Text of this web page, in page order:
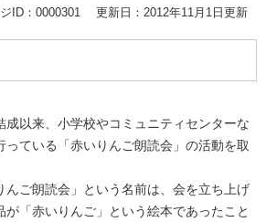
ID：0000301 更新日：2012年11月1日更新
以来、小学校やコミュニティセンターな
っている「赤いりんご朗読会」の活動を取
ご朗読会」という名前は、会を立ち上げ
が「赤いりんご」という絵本であったこと